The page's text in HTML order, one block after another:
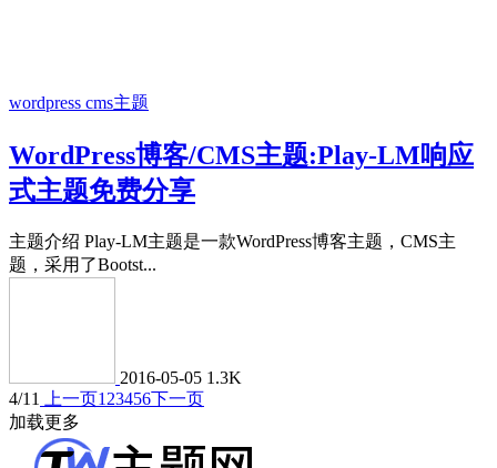
wordpress cms主题
WordPress博客/CMS主题:Play-LM响应
式主题免费分享
主题介绍 Play-LM主题是一款WordPress博客主题，CMS主
题，采用了Bootst...
2016-05-05 1.3K
4/11
上一页1 23456下一页
加载更多